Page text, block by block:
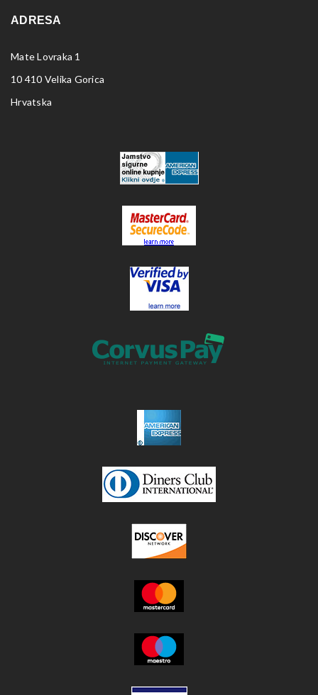
ADRESA
Mate Lovraka 1
10 410 Velika Gorica
Hrvatska